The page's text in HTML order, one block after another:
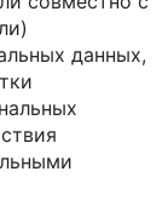
данных,